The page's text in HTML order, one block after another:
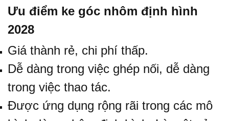
Ưu điểm ke góc nhôm định hình
2028
Giá thành rẻ, chi phí thấp.
Dễ dàng trong việc ghép nối, dễ dàng
trong việc thao tác.
Được ứng dụng rộng rãi trong các mô